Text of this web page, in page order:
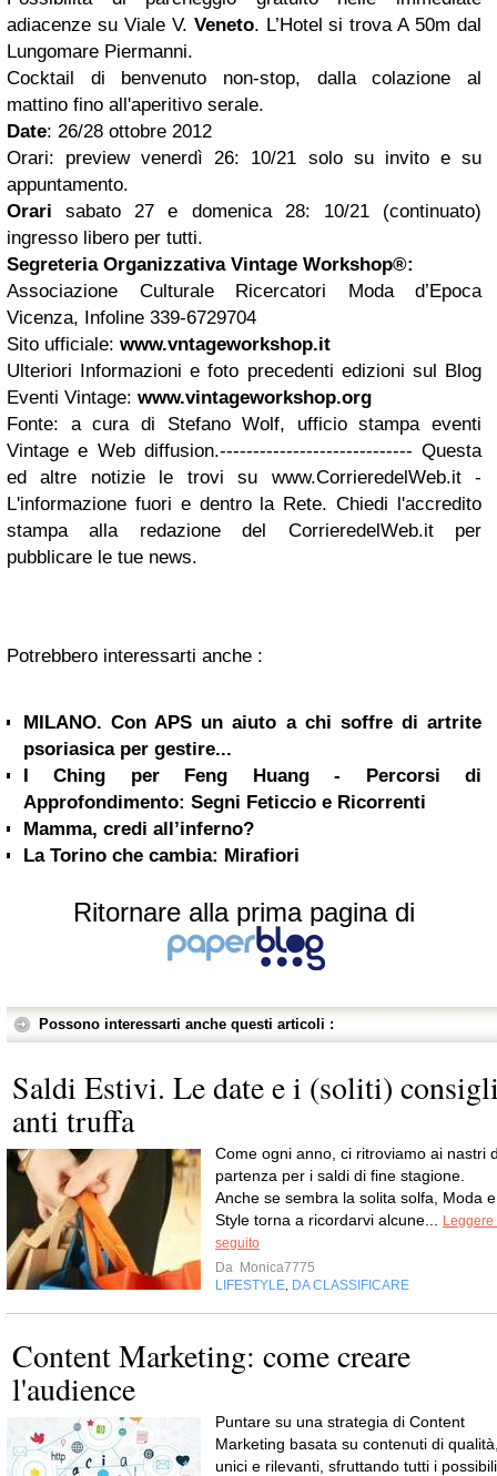
adiacenze su Viale V. Veneto. L’Hotel si trova A 50m dal
Lungomare Piermanni.
Cocktail di benvenuto non-stop, dalla colazione al
mattino fino all'aperitivo serale.
Date: 26/28 ottobre 2012
Orari: preview venerdì 26: 10/21 solo su invito e su
appuntamento.
Orarisabato 27 e domenica 28: 10/21 (continuato)
ingresso libero per tutti.
Segreteria Organizzativa Vintage Workshop®:
Associazione Culturale Ricercatori Moda d’Epoca
Vicenza, Infoline 339-6729704
Sito ufficiale: www.vntageworkshop.it
Ulteriori Informazioni e foto precedenti edizioni sul Blog
Eventi Vintage: www.vintageworkshop.org
Fonte: a cura di Stefano Wolf, ufficio stampa eventi
Vintage e Web diffusion.----------------------------- Questa
ed altre notizie le trovi su www.CorrieredelWeb.it -
L'informazione fuori e dentro la Rete. Chiedi l'accredito
stampa alla redazione del CorrieredelWeb.it per
pubblicare le tue news.
Potrebbero interessarti anche :
MILANO. Con APS un aiuto a chi soffre di artrite
psoriasica per gestire...
I Ching per Feng Huang - Percorsi di
Approfondimento: Segni Feticcio e Ricorrenti
Mamma, credi all’inferno?
La Torino che cambia: Mirafiori
Ritornare alla prima pagina di
Possono interessarti anche questi articoli :
Saldi Estivi. Le date e i (soliti)
anti truffa
Come ogni anno, ci ritroviamo ai nastri
partenza per i saldi di fine stagione.
Anche se sembra la solita solfa, Moda e
Style torna a ricordarvi alcune...
Leggere
seguito
Da Monica7775
LIFESTYLE DA CLASSIFICARE
Content Marketing: come creare
l'audience
Puntare su una strategia di Content
Marketing basata su contenuti di
unici e rilevanti, sfruttando tutti i possibili